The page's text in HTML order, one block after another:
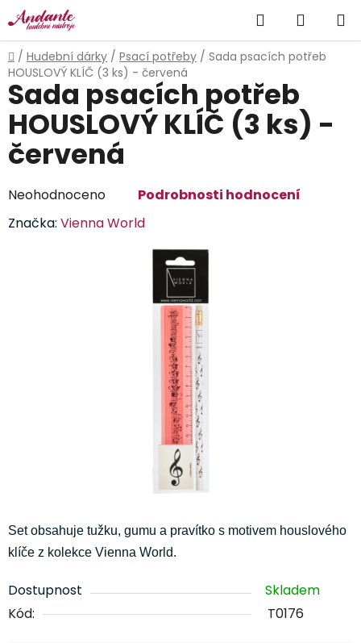
Přejít
na
obsah
Hledat
KOŠÍK
Domů
/ Hudební dárky / Psací potřeby / Sada psacích potřeb
HOUSLOVÝ KLÍČ (3 ks) - červená
Set obsahuje tužku, gumu a pravítko s motivem houslového
klíče z kolekce Vienna World.
Dostupnost
Skladem
Kód:
T0176
Sada psacích potřeb
HOUSLOVÝ KLÍČ (3 ks) -
červená
Průměrné
produktu
Neohodnoceno
Podrobnosti hodnocení
Značka: Vienna World